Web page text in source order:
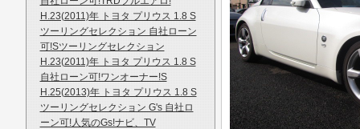
H.23(2011)年 トヨタ プリウス 1.8 S
ツーリングセレクション 自社ローン
可!Sツーリングセレクション
H.23(2011)年 トヨタ プリウス 1.8 S
自社ローン可!ワンオーナー!S
H.25(2013)年 トヨタ プリウス 1.8 S
ツーリングセレクション G's 自社ロ
ーン可!人気のGs!ナビ、TV